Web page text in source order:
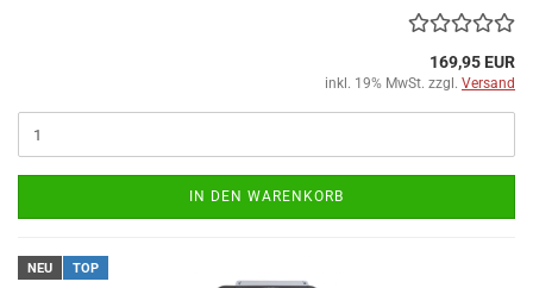
169,95 EUR
inkl. 19% MwSt. zzgl. Versand
IN DEN WARENKORB
NEU TOP